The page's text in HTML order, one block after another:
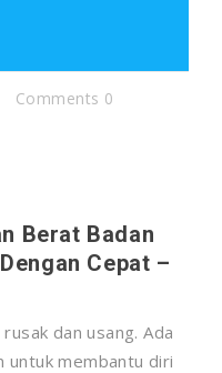
Comments 0
Berat Badan
Cepat –
dan usang. Ada
untuk membantu diri